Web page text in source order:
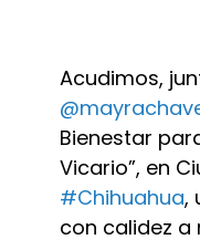
Acudimos,
Bienestar
Vicario”, en
#Chihuahua,
con calidez a